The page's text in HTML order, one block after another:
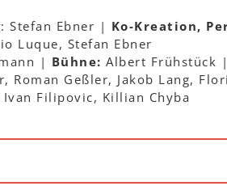
: Stefan Ebner | Ko-Kreation,
Luque, Stefan Ebner
| Bühne: Albert Frühstück |
Roman Geßler, Jakob Lang,
Ivan Filipovic, Killian Chyba